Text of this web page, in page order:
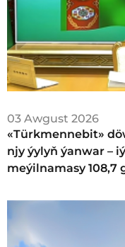
03 Awgust 2026
«Türkmennebit»
njy ýylyň ýanwar –
meýilnamasy